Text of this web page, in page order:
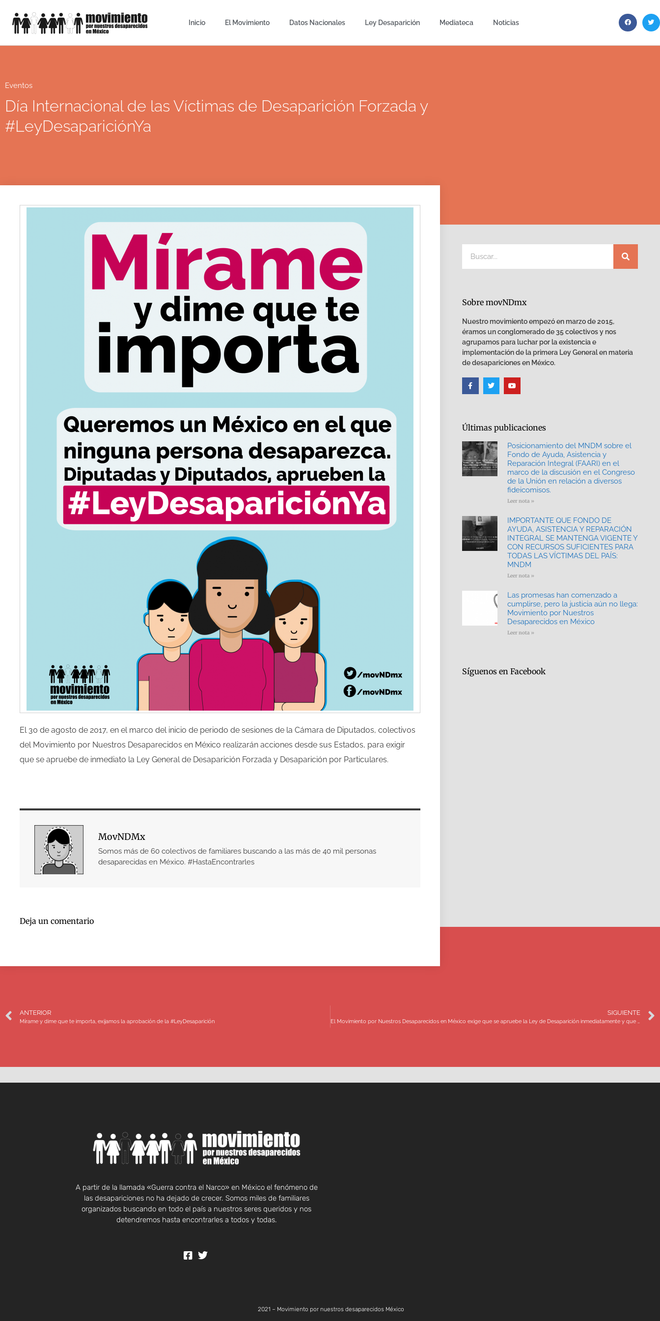
Inicio El Movimiento Datos Nacionales Ley Desaparición Mediateca Noticias
Eventos
Día Internacional de las Víctimas de Desaparición Forzada y
#LeyDesapariciónYa
El 30 de agosto de 2017, en el marco del inicio de periodo de sesiones de la Cámara de Diputados, colectivos
del Movimiento por Nuestros Desaparecidos en México realizarán acciones desde sus Estados, para exigir
que se apruebe de inmediato la Ley General de Desaparición Forzada y Desaparición por Particulares.
MovNDMx
Somos más de 60 colectivos de familiares buscando a las más de 40 mil personas
desaparecidas en México. #HastaEncontrarles
Deja un comentario
Sobre movNDmx
Nuestro movimiento empezó en marzo de 2015,
éramos un conglomerado de 35 colectivos y nos
agrupamos para luchar por la existencia e
implementación de la primera Ley General en materia
de desapariciones en México.
Últimas publicaciones
Posicionamiento del MNDM sobre el
Fondo de Ayuda, Asistencia y
Reparación Integral (FAARI) en el
marco de la discusión en el Congreso
de la Unión en relación a diversos
fideicomisos.
Leer nota »
IMPORTANTE QUE FONDO DE
AYUDA, ASISTENCIA Y REPARACIÓN
INTEGRAL SE MANTENGA VIGENTE Y
CON RECURSOS SUFICIENTES PARA
TODAS LAS VÍCTIMAS DEL PAÍS:
MNDM
Leer nota »
Las promesas han comenzado a
cumplirse, pero la justicia aún no llega:
Movimiento por Nuestros
Desaparecidos en México
Leer nota »
Síguenos en Facebook
ANTERIOR
Mírame y dime que te importa, exijamos la aprobación de la #LeyDesaparición
SIGUIENTE
El Movimiento por Nuestros Desaparecidos en México exige que se apruebe la Ley de Desaparición inmediatamente y que cuente con presupuesto para operar
A partir de la llamada «Guerra contra el Narco» en México el fenómeno de
las desapariciones no ha dejado de crecer. Somos miles de familiares
organizados buscando en todo el país a nuestros seres queridos y nos
detendremos hasta encontrarles a todos y todas.
2021 – Movimiento por nuestros desaparecidos México